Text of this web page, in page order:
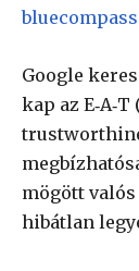
Google
kap az
mögött
hibátlan